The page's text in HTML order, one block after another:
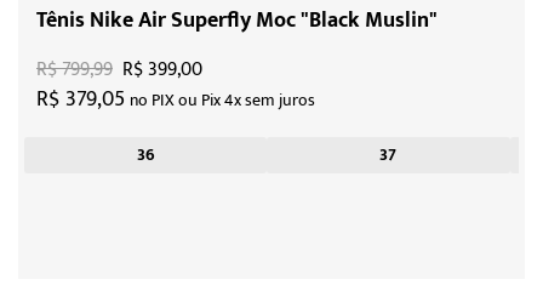
Tênis Nike Air Superfly Moc "Black Muslin"
R$ 379,05 no PIX ou Pix 4x sem juros
R$ 799,99 R$ 399,00
36 37